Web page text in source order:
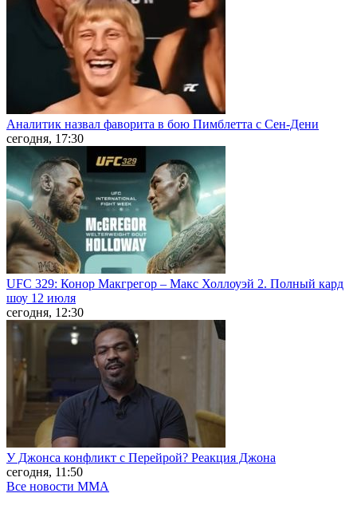
Аналитик назвал фаворита в бою Пимблетта с Сен-Дени
сегодня, 17:30
UFC 329: Конор Макгрегор – Макс Холлоуэй 2. Полный кард
шоу 12 июля
сегодня, 12:30
У Джонса конфликт с Перейрой? Реакция Джона
сегодня, 11:50
Все новости MMA